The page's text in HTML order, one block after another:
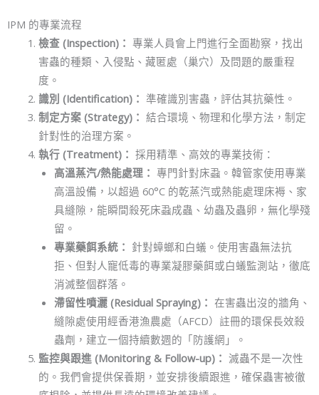
IPM 的專業流程
檢查 (Inspection)： 專業人員會上門進行全面勘察，找出
害蟲的種類、入侵點、藏匿處（巢穴）及問題的嚴重程
度。
識別 (Identification)： 準確識別害蟲，評估其抗藥性。
制定方案 (Strategy)： 結合環境、物理和化學方法，制定
針對性的治理方案。
執行 (Treatment)： 採用精準、高效的專業技術：
高溫蒸汽/熱能處理： 專門針對床蝨。韓管家使用專業
高溫設備，以超過 60°C 的乾蒸汽或熱能處理床褥、家
具縫隙，能瞬間殺死床蝨成蟲、幼蟲及蟲卵，無化學殘
留。
專業藥餌系統： 針對蟑螂和白蟻。使用害蟲無法抗
拒、但對人寵低毒的專業凝膠藥餌或白蟻監測站，徹底
消滅整個群落。
滯留性噴灑 (Residual Spraying)： 在害蟲出沒的牆角、
縫隙處使用經香港漁農處（AFCD）註冊的環保長效殺
蟲劑，建立一個持續數週的「防護網」。
監控與跟進 (Monitoring & Follow-up)： 滅蟲不是一次性
的。我們會提供保養期，並安排後續跟進，確保蟲害被徹